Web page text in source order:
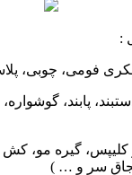
:
فومی، چوبی،
پابند،
گیره مو، کش
سر و … )